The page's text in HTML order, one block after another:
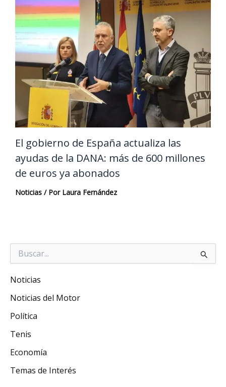
El gobierno de España actualiza las
ayudas de la DANA: más de 600 millones
de euros ya abonados
Noticias / Por Laura Fernández
por:
Noticias
Noticias del Motor
Política
Tenis
Economía
Temas de Interés